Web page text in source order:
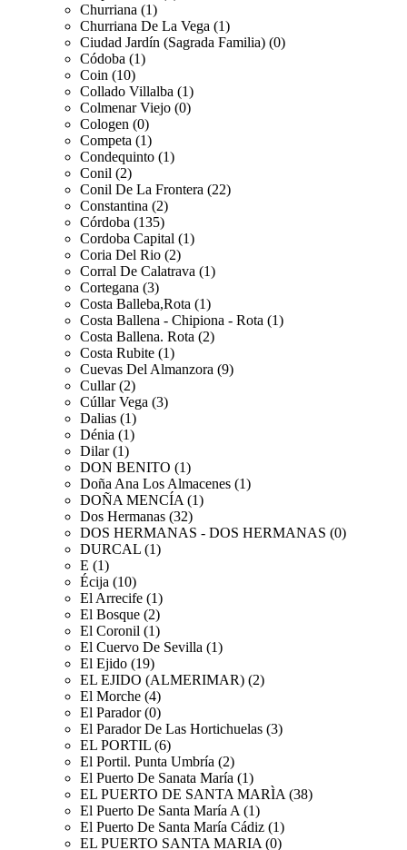
Churriana (1)
Churriana De La Vega (1)
Ciudad Jardín (Sagrada Familia) (0)
Códoba (1)
Coin (10)
Collado Villalba (1)
Colmenar Viejo (0)
Cologen (0)
Competa (1)
Condequinto (1)
Conil (2)
Conil De La Frontera (22)
Constantina (2)
Córdoba (135)
Cordoba Capital (1)
Coria Del Rio (2)
Corral De Calatrava (1)
Cortegana (3)
Costa Balleba,Rota (1)
Costa Ballena - Chipiona - Rota (1)
Costa Ballena. Rota (2)
Costa Rubite (1)
Cuevas Del Almanzora (9)
Cullar (2)
Cúllar Vega (3)
Dalias (1)
Dénia (1)
Dilar (1)
DON BENITO (1)
Doña Ana Los Almacenes (1)
DOÑA MENCÍA (1)
Dos Hermanas (32)
DOS HERMANAS - DOS HERMANAS (0)
DURCAL (1)
E (1)
Écija (10)
El Arrecife (1)
El Bosque (2)
El Coronil (1)
El Cuervo De Sevilla (1)
El Ejido (19)
EL EJIDO (ALMERIMAR) (2)
El Morche (4)
El Parador (0)
El Parador De Las Hortichuelas (3)
EL PORTIL (6)
El Portil. Punta Umbría (2)
El Puerto De Sanata María (1)
EL PUERTO DE SANTA MARÌA (38)
El Puerto De Santa María A (1)
El Puerto De Santa María Cádiz (1)
EL PUERTO SANTA MARIA (0)